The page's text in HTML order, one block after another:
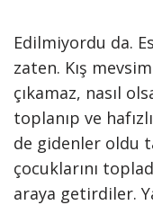
Edilmiyordu da.
zaten. Kış
çıkamaz, nasıl
toplanıp ve
de gidenler oldu
çocuklarını
araya getirdiler.